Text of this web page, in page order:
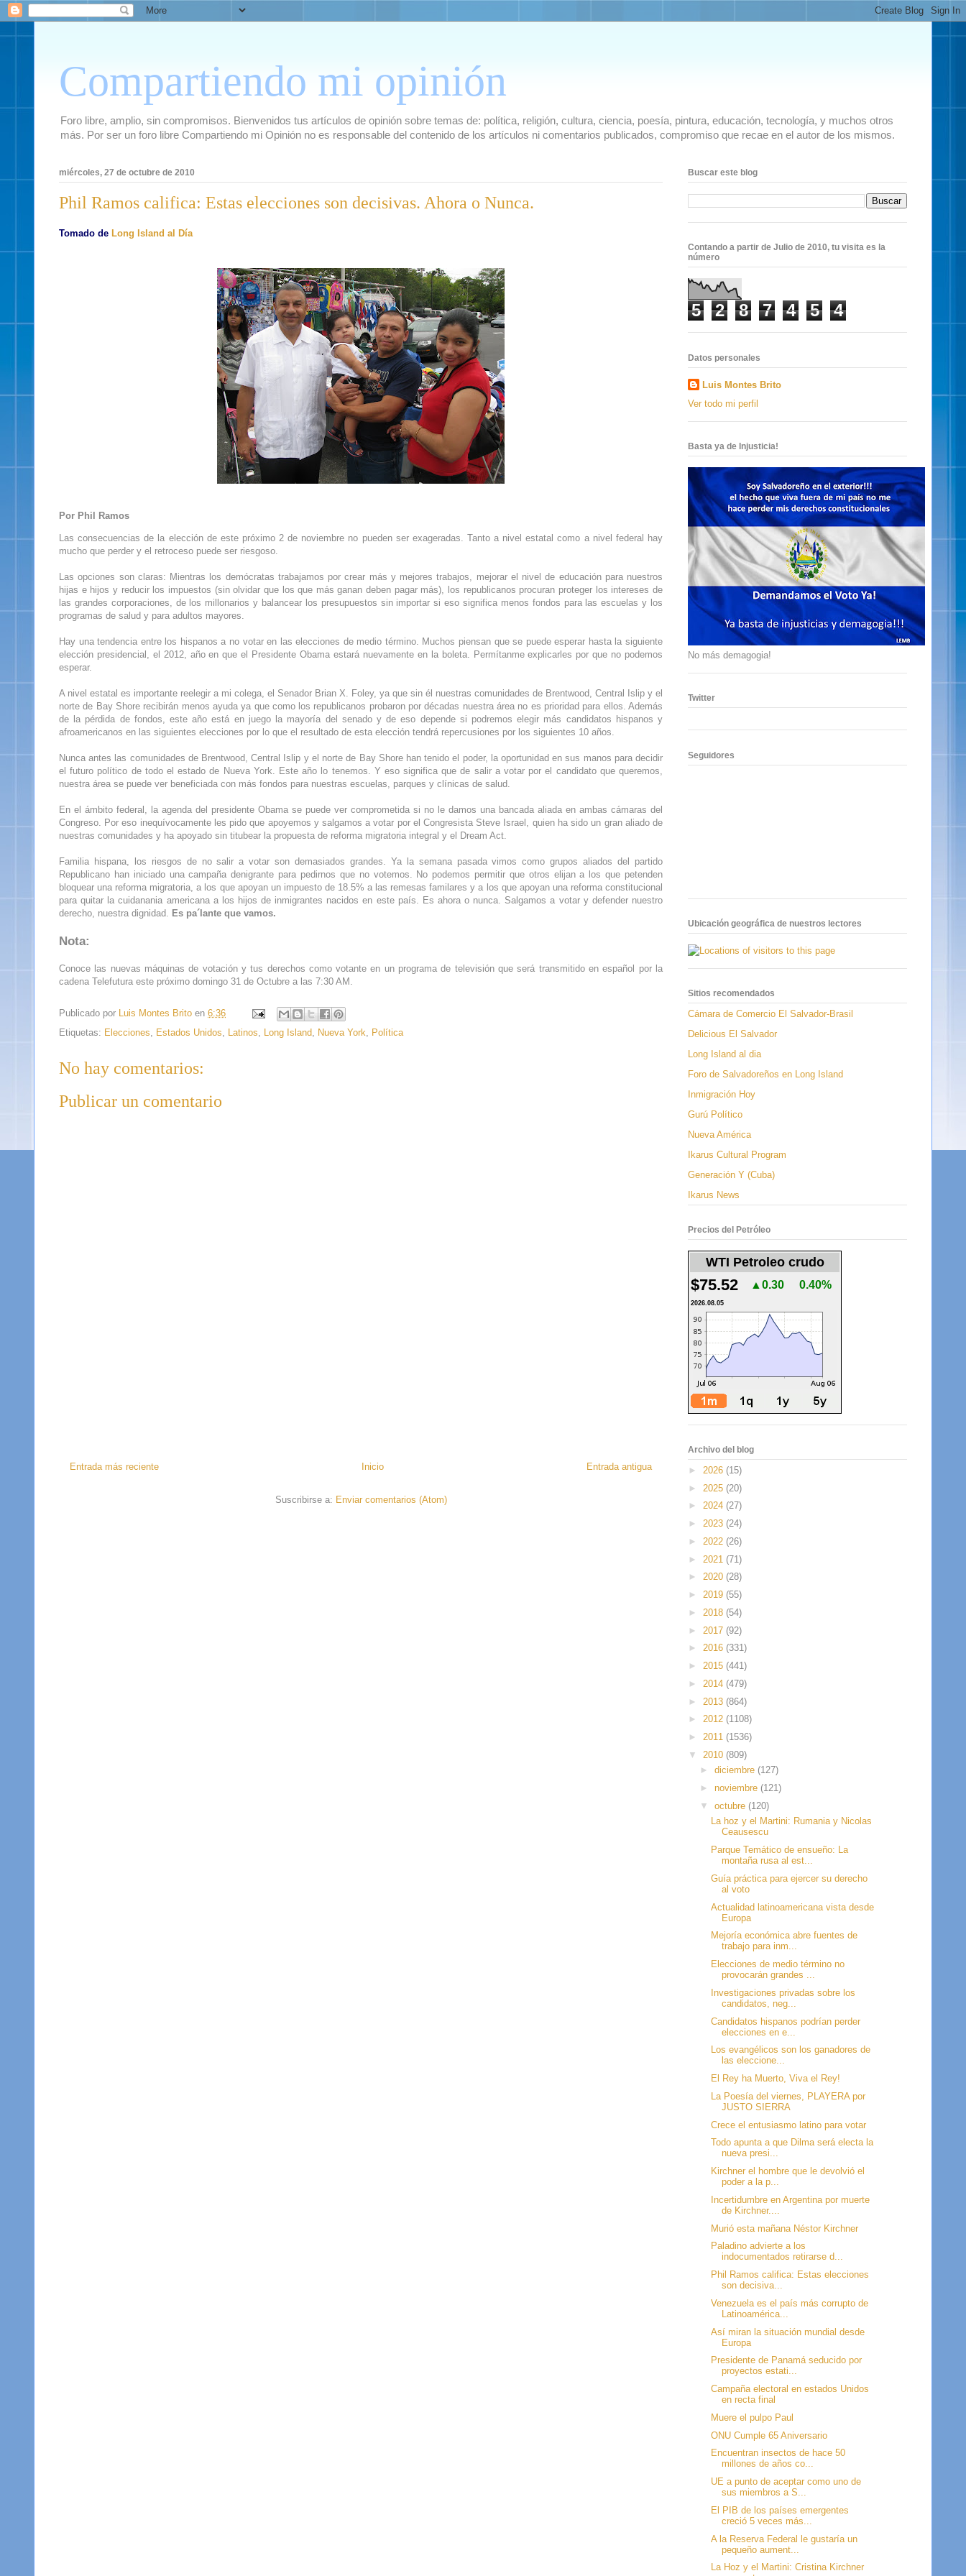
Compartiendo mi opinión
Foro libre, amplio, sin compromisos. Bienvenidos tus artículos de opinión sobre temas de: política, religión, cultura, ciencia, poesía, pintura, educación, tecnología, y muchos otros
más. Por ser un foro libre Compartiendo mi Opinión no es responsable del contenido de los artículos ni comentarios publicados, compromiso que recae en el autor de los mismos.
miércoles, 27 de octubre de 2010
Phil Ramos califica: Estas elecciones son decisivas. Ahora o Nunca.
Tomado de Long Island al Día
Por Phil Ramos
Las consecuencias de la elección de este próximo 2 de noviembre no pueden ser exageradas. Tanto a nivel estatal como a nivel federal hay
mucho que perder y el retroceso puede ser riesgoso.
Las opciones son claras: Mientras los demócratas trabajamos por crear más y mejores trabajos, mejorar el nivel de educación para nuestros
hijas e hijos y reducir los impuestos (sin olvidar que los que más ganan deben pagar más), los republicanos procuran proteger los intereses de
las grandes corporaciones, de los millonarios y balancear los presupuestos sin importar si eso significa menos fondos para las escuelas y los
programas de salud y para adultos mayores.
Hay una tendencia entre los hispanos a no votar en las elecciones de medio término. Muchos piensan que se puede esperar hasta la siguiente
elección presidencial, el 2012, año en que el Presidente Obama estará nuevamente en la boleta. Permítanme explicarles por que no podemos
esperar.
A nivel estatal es importante reelegir a mi colega, el Senador Brian X. Foley, ya que sin él nuestras comunidades de Brentwood, Central Islip y el
norte de Bay Shore recibirán menos ayuda ya que como los republicanos probaron por décadas nuestra área no es prioridad para ellos. Además
de la pérdida de fondos, este año está en juego la mayoría del senado y de eso depende si podremos elegir más candidatos hispanos y
afroamericanos en las siguientes elecciones por lo que el resultado de esta elección tendrá repercusiones por los siguientes 10 años.
Nunca antes las comunidades de Brentwood, Central Islip y el norte de Bay Shore han tenido el poder, la oportunidad en sus manos para decidir
el futuro político de todo el estado de Nueva York. Este año lo tenemos. Y eso significa que de salir a votar por el candidato que queremos,
nuestra área se puede ver beneficiada con más fondos para nuestras escuelas, parques y clínicas de salud.
En el ámbito federal, la agenda del presidente Obama se puede ver comprometida si no le damos una bancada aliada en ambas cámaras del
Congreso. Por eso inequívocamente les pido que apoyemos y salgamos a votar por el Congresista Steve Israel, quien ha sido un gran aliado de
nuestras comunidades y ha apoyado sin titubear la propuesta de reforma migratoria integral y el Dream Act.
Familia hispana, los riesgos de no salir a votar son demasiados grandes. Ya la semana pasada vimos como grupos aliados del partido
Republicano han iniciado una campaña denigrante para pedirnos que no votemos. No podemos permitir que otros elijan a los que petenden
bloquear una reforma migratoria, a los que apoyan un impuesto de 18.5% a las remesas familares y a los que apoyan una reforma constitucional
para quitar la cuidanania americana a los hijos de inmigrantes nacidos en este país. Es ahora o nunca. Salgamos a votar y defender nuestro
derecho, nuestra dignidad. Es pa´lante que vamos.
Nota:
Conoce las nuevas máquinas de votación y tus derechos como votante en un programa de televisión que será transmitido en español por la
cadena Telefutura este próximo domingo 31 de Octubre a las 7:30 AM.
Publicado por Luis Montes Brito en 6:36
Etiquetas: Elecciones Estados Unidos Latinos Long Island Nueva York Política
No hay comentarios:
Publicar un comentario
Entrada más reciente Entrada antigua
Inicio
Suscribirse a: Enviar comentarios (Atom)
Buscar este blog
Contando a partir de Julio de 2010, tu visita es la
número
5 2 8 7 4 5 4
Datos personales
Luis Montes Brito
Ver todo mi perfil
Basta ya de Injusticia!
No más demagogia!
Twitter
Seguidores
Ubicación geográfica de nuestros lectores
Sitios recomendados
Cámara de Comercio El Salvador-Brasil
Delicious El Salvador
Long Island al dia
Foro de Salvadoreños en Long Island
Inmigración Hoy
Gurú Político
Nueva América
Ikarus Cultural Program
Generación Y (Cuba)
Ikarus News
Precios del Petróleo
WTI Petroleo crudo
$75.52 ▲0.30 0.40%
2026.08.05
Archivo del blog
► 2026 (15)
► 2025 (20)
► 2024 (27)
► 2023 (24)
► 2022 (26)
► 2021 (71)
► 2020 (28)
► 2019 (55)
► 2018 (54)
► 2017 (92)
► 2016 (331)
► 2015 (441)
► 2014 (479)
► 2013 (864)
► 2012 (1108)
► 2011 (1536)
▼ 2010 (809)
► diciembre (127)
► noviembre (121)
▼ octubre (120)
La hoz y el Martini: Rumania y Nicolas
Ceausescu
Parque Temático de ensueño: La
montaña rusa al est...
Guía práctica para ejercer su derecho
al voto
Actualidad latinoamericana vista desde
Europa
Mejoría económica abre fuentes de
trabajo para inm...
Elecciones de medio término no
provocarán grandes ...
Investigaciones privadas sobre los
candidatos, neg...
Candidatos hispanos podrían perder
elecciones en e...
Los evangélicos son los ganadores de
las eleccione...
El Rey ha Muerto, Viva el Rey!
La Poesía del viernes, PLAYERA por
JUSTO SIERRA
Crece el entusiasmo latino para votar
Todo apunta a que Dilma será electa la
nueva presi...
Kirchner el hombre que le devolvió el
poder a la p...
Incertidumbre en Argentina por muerte
de Kirchner....
Murió esta mañana Néstor Kirchner
Paladino advierte a los
indocumentados retirarse d...
Phil Ramos califica: Estas elecciones
son decisiva...
Venezuela es el país más corrupto de
Latinoamérica...
Así miran la situación mundial desde
Europa
Presidente de Panamá seducido por
proyectos estati...
Campaña electoral en estados Unidos
en recta final
Muere el pulpo Paul
ONU Cumple 65 Aniversario
Encuentran insectos de hace 50
millones de años co...
UE a punto de aceptar como uno de
sus miembros a S...
El PIB de los países emergentes
creció 5 veces más...
A la Reserva Federal le gustaría un
pequeño aument...
La Hoz y el Martini: Cristina Kirchner